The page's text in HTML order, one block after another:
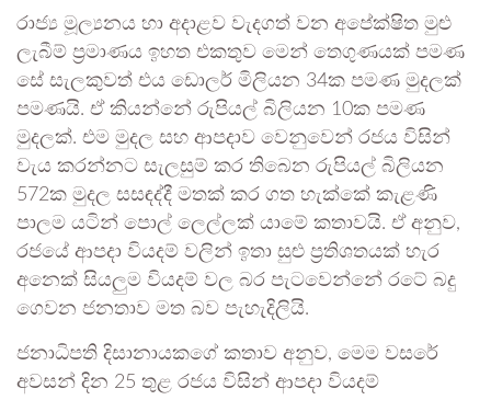
රාජ්‍ය මූල්‍යනය හා අදාළව වැදගත් වන අපේක්ෂිත මුළු
ලැබීම් ප්‍රමාණය ඉහත එකතුව මෙන් තෙගුණයක් පමණ
සේ සැලකුවත් එය ඩොලර් මිලියන 34ක පමණ මුදලක්
පමණයි. ඒ කියන්නේ රුපියල් බිලියන 10ක පමණ
මුදලක්. එම මුදල සහ ආපදාව වෙනුවෙන් රජය විසින්
වැය කරන්නට සැලසුම් කර තිබෙන රුපියල් බිලියන
572ක මුදල සසඳද්දී මතක් කර ගත හැක්කේ කැළණි
පාලම යටින් පොල් ලෙල්ලක් යාමේ කතාවයි. ඒ අනුව,
රජයේ ආපදා වියදම් වලින් ඉතා සුළු ප්‍රතිශතයක් හැර
අනෙක් සියලුම වියදම් වල බර පැටවෙන්නේ රටේ බදු
ගෙවන ජනතාව මත බව පැහැදිලියි.
ජනාධිපති දිසානායකගේ කතාව අනුව, මෙම වසරේ
අවසන් දින 25 තුළ රජය විසින් ආපදා වියදම්